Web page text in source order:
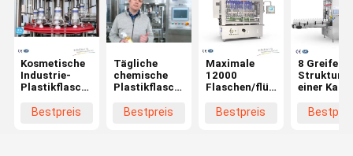
Kosmetische
Industrie-
Plastikflaschen-
Kappe
Bestpreis
Tägliche
chemische
Plastikflasche,
Kappe
Bestpreis
Maximale
12000
Flaschen/flüssiges
Füllmaschine
Bestpreis
8 Greifer-
Struktur-
einer
Maschine